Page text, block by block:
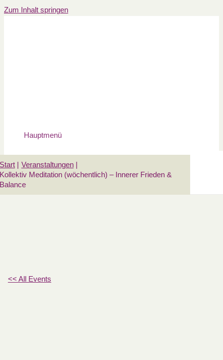
Zum Inhalt springen
Hauptmenü
Start
Veranstaltungen
Kollektiv Meditation (wöchentlich) – Innerer Frieden &
Balance
<< All Events